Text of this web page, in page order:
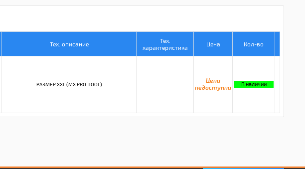
Тех. описание
Тех.
характеристика
Цена Кол-во
РАЗМЕР XXL (MX PRO-TOOL)
Цена
недоступна
В наличии